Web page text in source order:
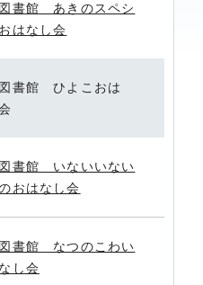
書館 あきのスペシ
はなし会
書館 ひよこおは
書館 いないいない
おはなし会
書館 なつのこわい
し会